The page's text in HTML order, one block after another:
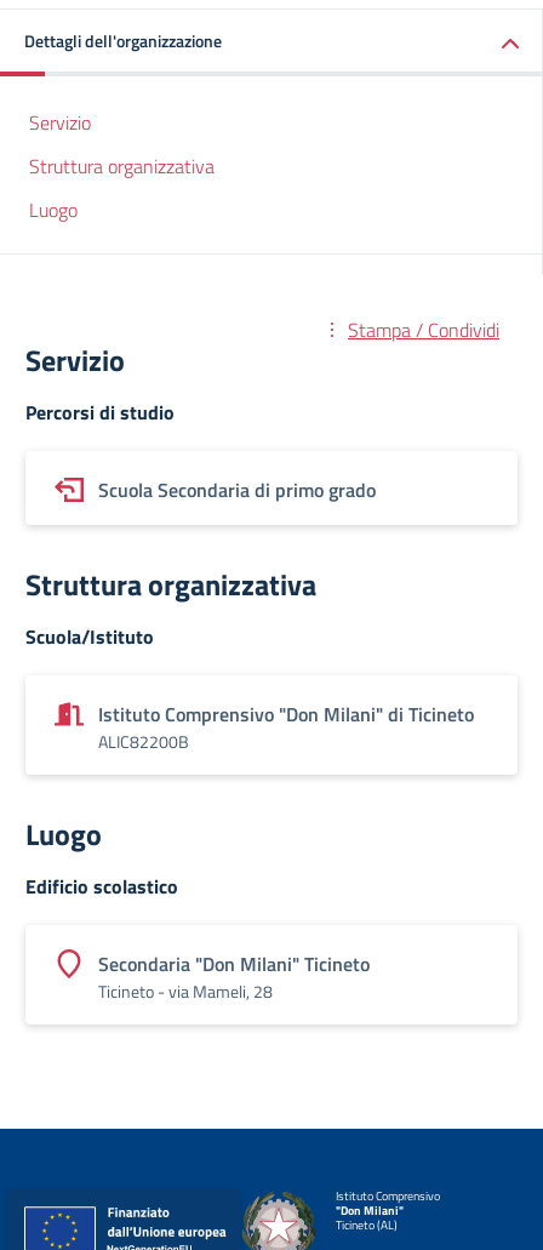
Dettagli dell'organizzazione
Servizio
Struttura organizzativa
Luogo
Stampa / Condividi
Servizio
Percorsi di studio
Scuola Secondaria di primo grado
Struttura organizzativa
Scuola/Istituto
Istituto Comprensivo "Don Milani" di Ticineto
ALIC82200B
Luogo
Edificio scolastico
Secondaria "Don Milani" Ticineto
Ticineto - via Mameli, 28
Istituto Comprensivo
"Don Milani"
Ticineto (AL)